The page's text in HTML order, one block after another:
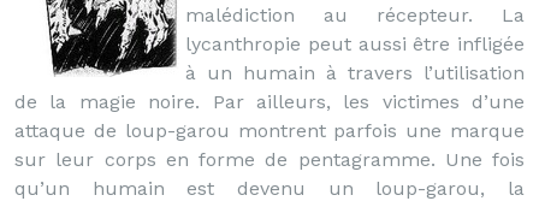
malédiction au récepteur. La
lycanthropie peut aussi être infligée
à un humain à travers l’utilisation
de la magie noire. Par ailleurs, les victimes d’une
attaque de loup-garou montrent parfois une marque
sur leur corps en forme de pentagramme. Une fois
qu’un humain est devenu un loup-garou, la